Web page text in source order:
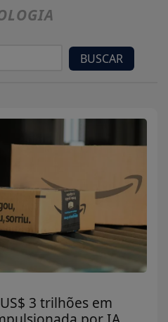
BUSCAR
3 trilhões em